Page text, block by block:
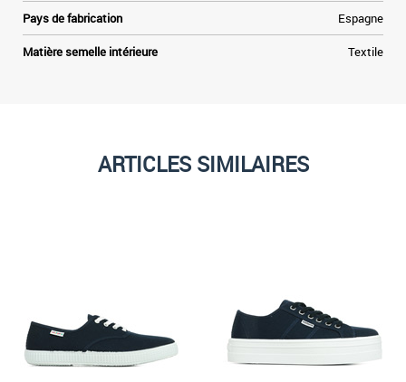
Pays de fabrication Espagne
Matière semelle intérieure Textile
ARTICLES SIMILAIRES